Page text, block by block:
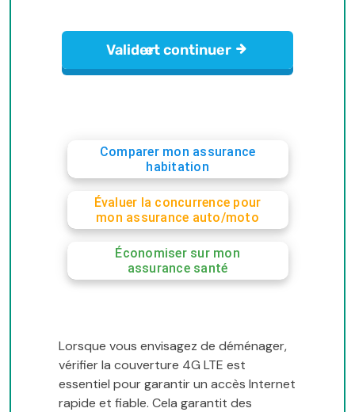
Comparer mon assurance
habitation
Évaluer la concurrence pour
mon assurance auto/moto
Économiser sur mon
assurance santé
Lorsque vous envisagez de déménager,
vérifier la couverture 4G LTE est
essentiel pour garantir un accès Internet
rapide et fiable. Cela garantit des